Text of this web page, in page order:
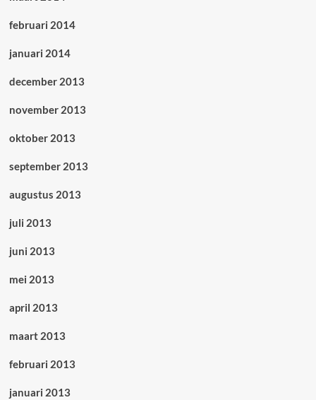
februari 2014
januari 2014
december 2013
november 2013
oktober 2013
september 2013
augustus 2013
juli 2013
juni 2013
mei 2013
april 2013
maart 2013
februari 2013
januari 2013